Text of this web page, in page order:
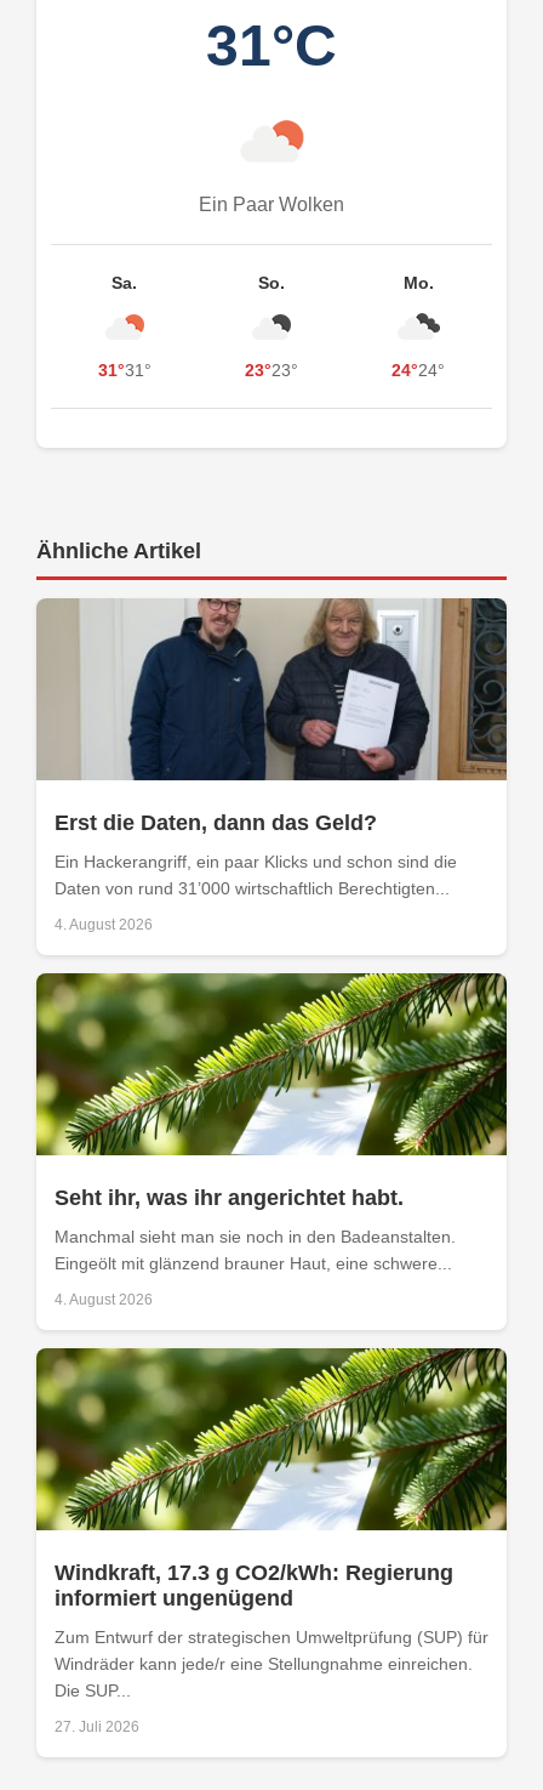
31°C
Ein Paar Wolken
Sa.
31°31°
So.
23°23°
Mo.
24°24°
Ähnliche Artikel
Erst die Daten, dann das Geld?
Ein Hackerangriff, ein paar Klicks und schon sind die
Daten von rund 31’000 wirtschaftlich Berechtigten...
4. August 2026
Seht ihr, was ihr angerichtet habt.
Manchmal sieht man sie noch in den Badeanstalten.
Eingeölt mit glänzend brauner Haut, eine schwere...
4. August 2026
Windkraft, 17.3 g CO2/kWh: Regierung
informiert ungenügend
Zum Entwurf der strategischen Umweltprüfung (SUP) für
Windräder kann jede/r eine Stellungnahme einreichen.
Die SUP...
27. Juli 2026